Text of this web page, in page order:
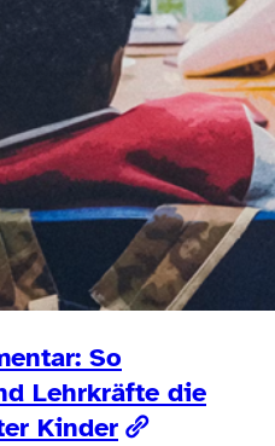
So
Lehrkräfte die
Kinder